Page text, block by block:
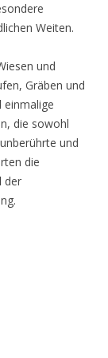
Weiten.
und
Gräben und
einmalige
die sowohl
und
die
der